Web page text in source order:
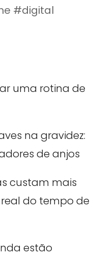
#digital
uma rotina de
na gravidez:
de anjos
custam mais
do tempo de
estão